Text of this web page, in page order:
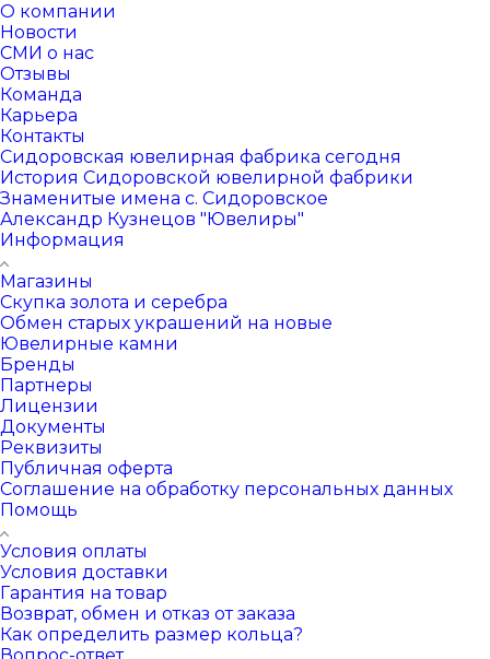
О компании
Новости
СМИ о нас
Отзывы
Команда
Карьера
Контакты
Сидоровская ювелирная фабрика сегодня
История Сидоровской ювелирной фабрики
Знаменитые имена с. Сидоровское
Александр Кузнецов "Ювелиры"
Информация
Магазины
Скупка золота и серебра
Обмен старых украшений на новые
Ювелирные камни
Бренды
Партнеры
Лицензии
Документы
Реквизиты
Публичная оферта
Соглашение на обработку персональных данных
Помощь
Условия оплаты
Условия доставки
Гарантия на товар
Возврат, обмен и отказ от заказа
Как определить размер кольца?